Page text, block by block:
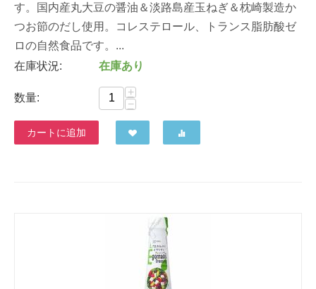
す。国内産丸大豆の醤油＆淡路島産玉ねぎ＆枕崎製造か
つお節のだし使用。コレステロール、トランス脂肪酸ゼ
ロの自然食品です。...
在庫状況:
在庫あり
数量:
+
−
カートに追加